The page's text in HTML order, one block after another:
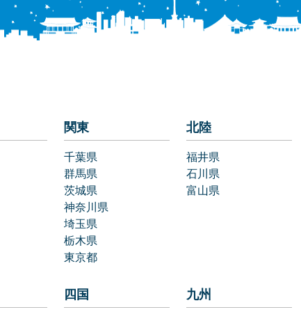
関東
千葉県
群馬県
茨城県
神奈川県
埼玉県
栃木県
東京都
北陸
福井県
石川県
富山県
四国 九州